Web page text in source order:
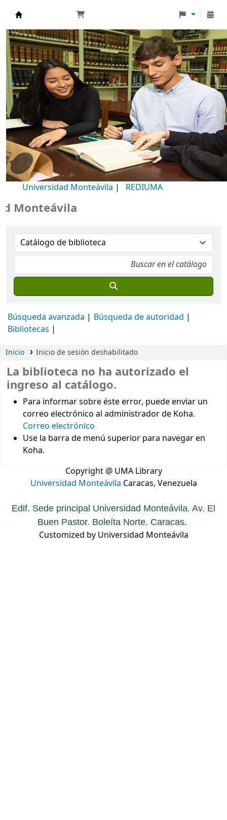
Biblioteca Universidad Monteávila
Universidad Monteávila | REDIUMA
Búsqueda avanzada
Búsqueda de autoridad
Bibliotecas
Inicio Inicio de sesión deshabilitado
La biblioteca no ha autorizado el
ingreso al catálogo.
Para informar sobre éste error, puede enviar un
correo electrónico al administrador de Koha.
Correo electrónico
Use la barra de menú superior para navegar en
Koha.
Copyright @ UMA Library
Universidad Monteávila Caracas, Venezuela
Edif. Sede principal Universidad Monteávila. Av. El
Buen Pastor. Boleíta Norte. Caracas.
Customized by Universidad Monteávila